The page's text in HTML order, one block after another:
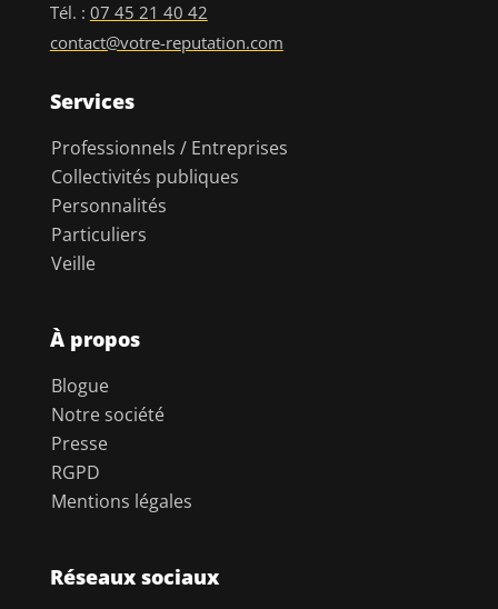
Tél. : 07 45 21 40 42
contact@votre-reputation.com
Services
Professionnels / Entreprises
Collectivités publiques
Personnalités
Particuliers
Veille
À propos
Blogue
Notre société
Presse
RGPD
Mentions légales
Réseaux sociaux